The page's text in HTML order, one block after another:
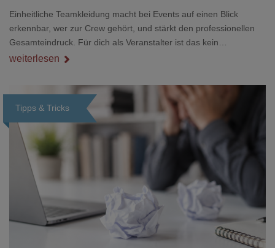
Einheitliche Teamkleidung macht bei Events auf einen Blick
erkennbar, wer zur Crew gehört, und stärkt den professionellen
Gesamteindruck. Für dich als Veranstalter ist das kein
Nebenthema: Bei Textilien mit Stickerei oder mehreren
weiterlesen
Tipps & Tricks
Loading...